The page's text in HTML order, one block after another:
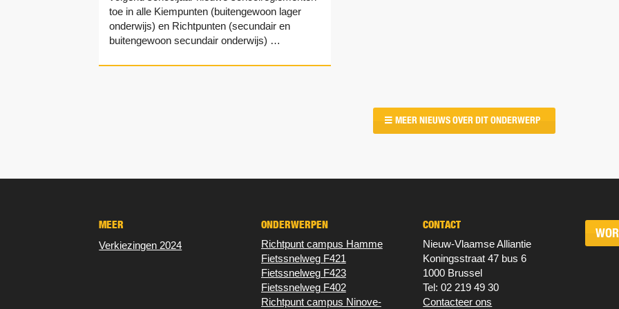
toe in alle Kiempunten (buitengewoon lager
onderwijs) en Richtpunten (secundair en
buitengewoon secundair onderwijs) …
MEER NIEUWS OVER DIT ONDERWERP
MEER
Verkiezingen 2024
ONDERWERPEN
Richtpunt campus Hamme
Fietssnelweg F421
Fietssnelweg F423
Fietssnelweg F402
Richtpunt campus Ninove-
CONTACT
Nieuw‐Vlaamse Alliantie
Koningsstraat 47 bus 6
1000 Brussel
Tel: 02 219 49 30
Contacteer ons